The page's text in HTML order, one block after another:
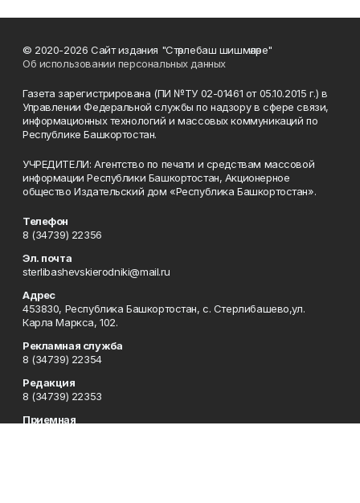
© 2020-2026 Сайт издания "Стәрлебаш шишмәләре"
Об использовании персональных данных
Газета зарегистрирована (ПИ №ТУ 02-01461 от 05.10.2015 г.) в
Управлении Федеральной службы по надзору в сфере связи,
информационных технологий и массовых коммуникаций по
Республике Башкортостан.
УЧРЕДИТЕЛИ: Агентство по печати и средствам массовой
информации Республики Башкортостан, Акционерное
общество Издательский дом «Республика Башкортостан».
Телефон
8 (34739) 22356
Эл. почта
sterlibashevskierodniki@mail.ru
Адрес
453830, Республика Башкортостан, c. Стерлибашево,ул.
Карла Маркса, 102.
Рекламная служба
8 (34739) 22354
Редакция
8 (34739) 22353
Приемная